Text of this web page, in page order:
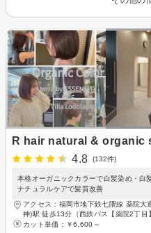
R hair natural & organic
4.8
(132件)
本格オーガニックカラーで白髪染め・白
ナチュラルケアで髪質改善
アクセス：福岡市地下鉄七隈線 薬院
神)駅 徒歩13分（西鉄バス【薬院2丁目
カット単価： ￥6,600～